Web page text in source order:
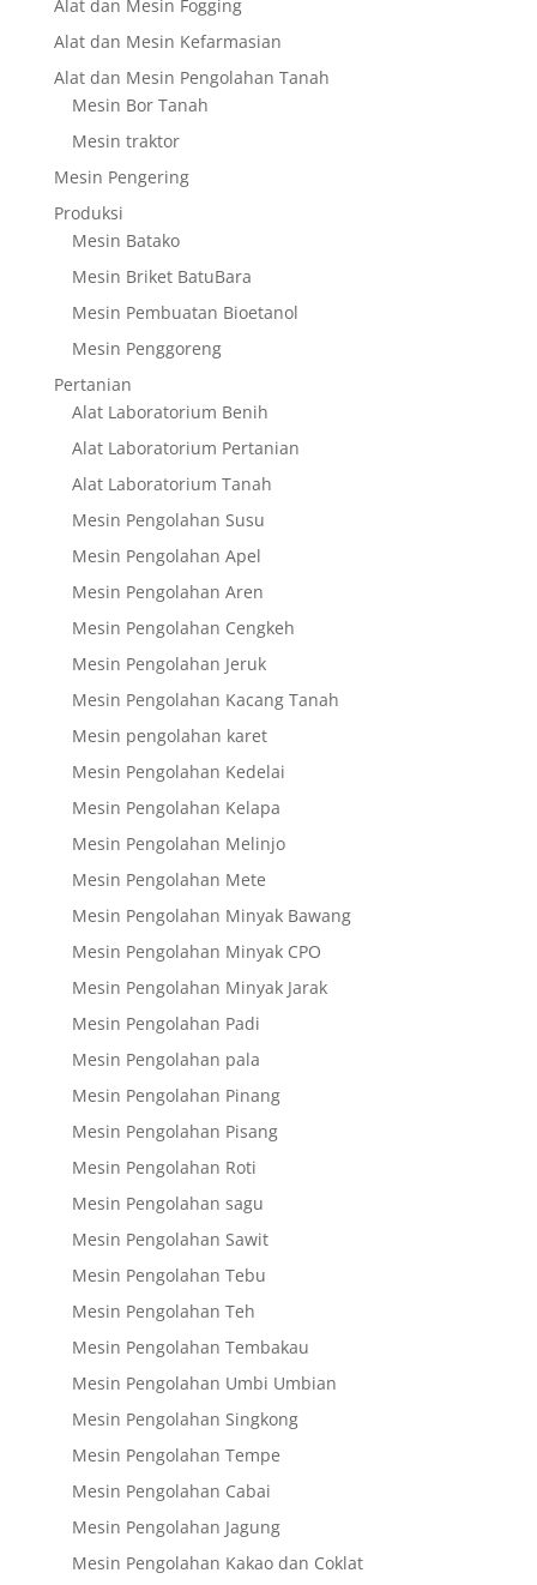
Alat dan Mesin Fogging
Alat dan Mesin Kefarmasian
Alat dan Mesin Pengolahan Tanah
Mesin Bor Tanah
Mesin traktor
Mesin Pengering
Produksi
Mesin Batako
Mesin Briket BatuBara
Mesin Pembuatan Bioetanol
Mesin Penggoreng
Pertanian
Alat Laboratorium Benih
Alat Laboratorium Pertanian
Alat Laboratorium Tanah
Mesin Pengolahan Susu
Mesin Pengolahan Apel
Mesin Pengolahan Aren
Mesin Pengolahan Cengkeh
Mesin Pengolahan Jeruk
Mesin Pengolahan Kacang Tanah
Mesin pengolahan karet
Mesin Pengolahan Kedelai
Mesin Pengolahan Kelapa
Mesin Pengolahan Melinjo
Mesin Pengolahan Mete
Mesin Pengolahan Minyak Bawang
Mesin Pengolahan Minyak CPO
Mesin Pengolahan Minyak Jarak
Mesin Pengolahan Padi
Mesin Pengolahan pala
Mesin Pengolahan Pinang
Mesin Pengolahan Pisang
Mesin Pengolahan Roti
Mesin Pengolahan sagu
Mesin Pengolahan Sawit
Mesin Pengolahan Tebu
Mesin Pengolahan Teh
Mesin Pengolahan Tembakau
Mesin Pengolahan Umbi Umbian
Mesin Pengolahan Singkong
Mesin Pengolahan Tempe
Mesin Pengolahan Cabai
Mesin Pengolahan Jagung
Mesin Pengolahan Kakao dan Coklat